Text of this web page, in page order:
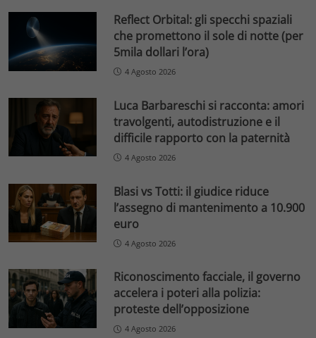
Reflect Orbital: gli specchi spaziali
che promettono il sole di notte (per
5mila dollari l’ora)
4 Agosto 2026
Luca Barbareschi si racconta: amori
travolgenti, autodistruzione e il
difficile rapporto con la paternità
4 Agosto 2026
Blasi vs Totti: il giudice riduce
l’assegno di mantenimento a 10.900
euro
4 Agosto 2026
Riconoscimento facciale, il governo
accelera i poteri alla polizia:
proteste dell’opposizione
4 Agosto 2026